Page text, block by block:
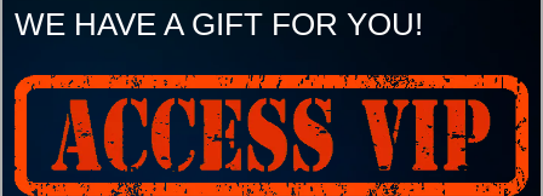
WE HAVE A GIFT FOR YOU!